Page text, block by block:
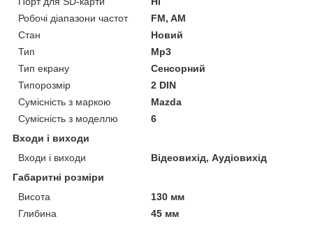
Робочі діапазони частот
FM, AM
Стан
Новий
Тип
Mp3
Тип екрану
Сенсорний
Типорозмір
2 DIN
Сумісність з маркою
Mazda
Сумісність з моделлю
6
Входи і виходи
Входи і виходи
Відеовихід, Аудіовихід
Габаритні розміри
Висота
130 мм
Глибина
45 мм